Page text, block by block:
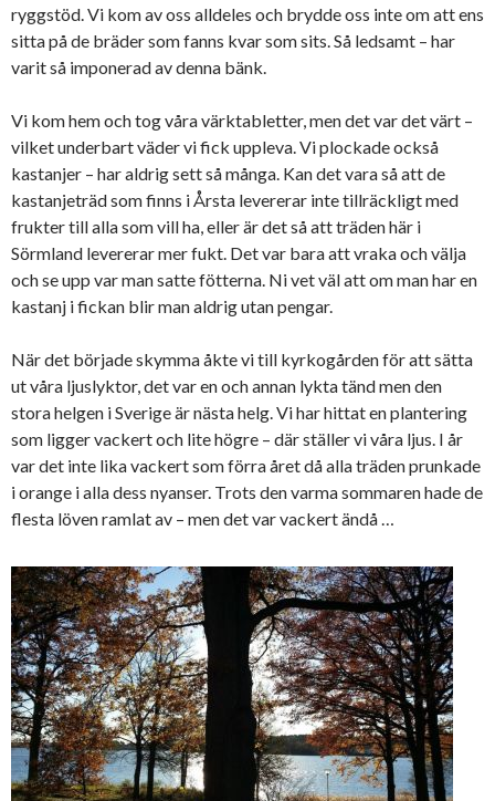
ryggstöd. Vi kom av oss alldeles och brydde oss inte om att ens
sitta på de bräder som fanns kvar som sits. Så ledsamt – har
varit så imponerad av denna bänk.
Vi kom hem och tog våra värktabletter, men det var det värt –
vilket underbart väder vi fick uppleva. Vi plockade också
kastanjer – har aldrig sett så många. Kan det vara så att de
kastanjeträd som finns i Årsta levererar inte tillräckligt med
frukter till alla som vill ha, eller är det så att träden här i
Sörmland levererar mer fukt. Det var bara att vraka och välja
och se upp var man satte fötterna. Ni vet väl att om man har en
kastanj i fickan blir man aldrig utan pengar.
När det började skymma åkte vi till kyrkogården för att sätta
ut våra ljuslyktor, det var en och annan lykta tänd men den
stora helgen i Sverige är nästa helg. Vi har hittat en plantering
som ligger vackert och lite högre – där ställer vi våra ljus. I år
var det inte lika vackert som förra året då alla träden prunkade
i orange i alla dess nyanser. Trots den varma sommaren hade de
flesta löven ramlat av – men det var vackert ändå …